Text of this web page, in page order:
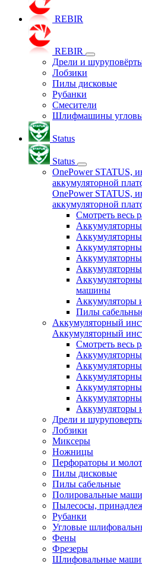
REBIR
REBIR
Дрели и
Лобзики
Пилы дисковые
Рубанки
Смесители
Шлифмашины
Status
Status
OnePower STATUS,
аккумуляторной
OnePower STATUS,
аккумуляторной
Смотреть весь
машины
Аккумуляторы
Пилы
Аккумуляторный
Аккумуляторный
Смотреть весь
Аккумуляторы
Дрели и
Лобзики
Миксеры
Ножницы
Перфораторы и
Пилы дисковые
Пилы сабельные
Полировальные
Пылесосы,
Рубанки
Угловые
Фены
Фрезеры
Шлифовальные